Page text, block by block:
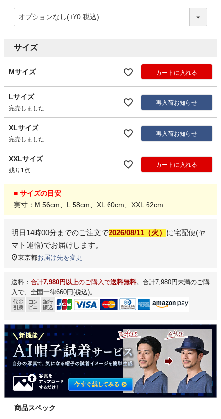
サイズ
Mサイズ カートに入れる
Lサイズ
完売しました
再入荷お知らせ
XLサイズ
完売しました
再入荷お知らせ
XXLサイズ
残り1点
カートに入れる
■ サイズの目安
実寸：M:56cm、L:58cm、XL:60cm、XXL:62cm
明日14時00分 までのご注文で2026/08/11（火） に宅配便(ヤ
マト運輸)でお届けします。
東京都お届け先を変更
送料： 合計7,980円以上のご購入で送料無料。合計7,980円未満のご購
入で、全国一律660円(税込)。
商品スペック